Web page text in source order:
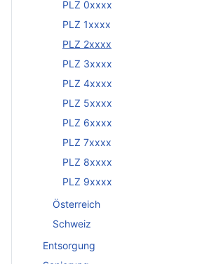
PLZ 0xxxx
PLZ 1xxxx
PLZ 2xxxx
PLZ 3xxxx
PLZ 4xxxx
PLZ 5xxxx
PLZ 6xxxx
PLZ 7xxxx
PLZ 8xxxx
PLZ 9xxxx
Österreich
Schweiz
Entsorgung